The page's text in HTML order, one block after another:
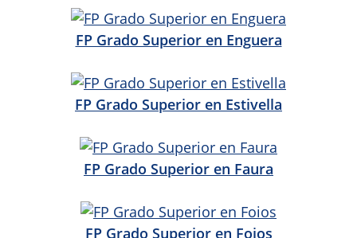
FP Grado Superior en Enguera
FP Grado Superior en Estivella
FP Grado Superior en Faura
FP Grado Superior en Foios